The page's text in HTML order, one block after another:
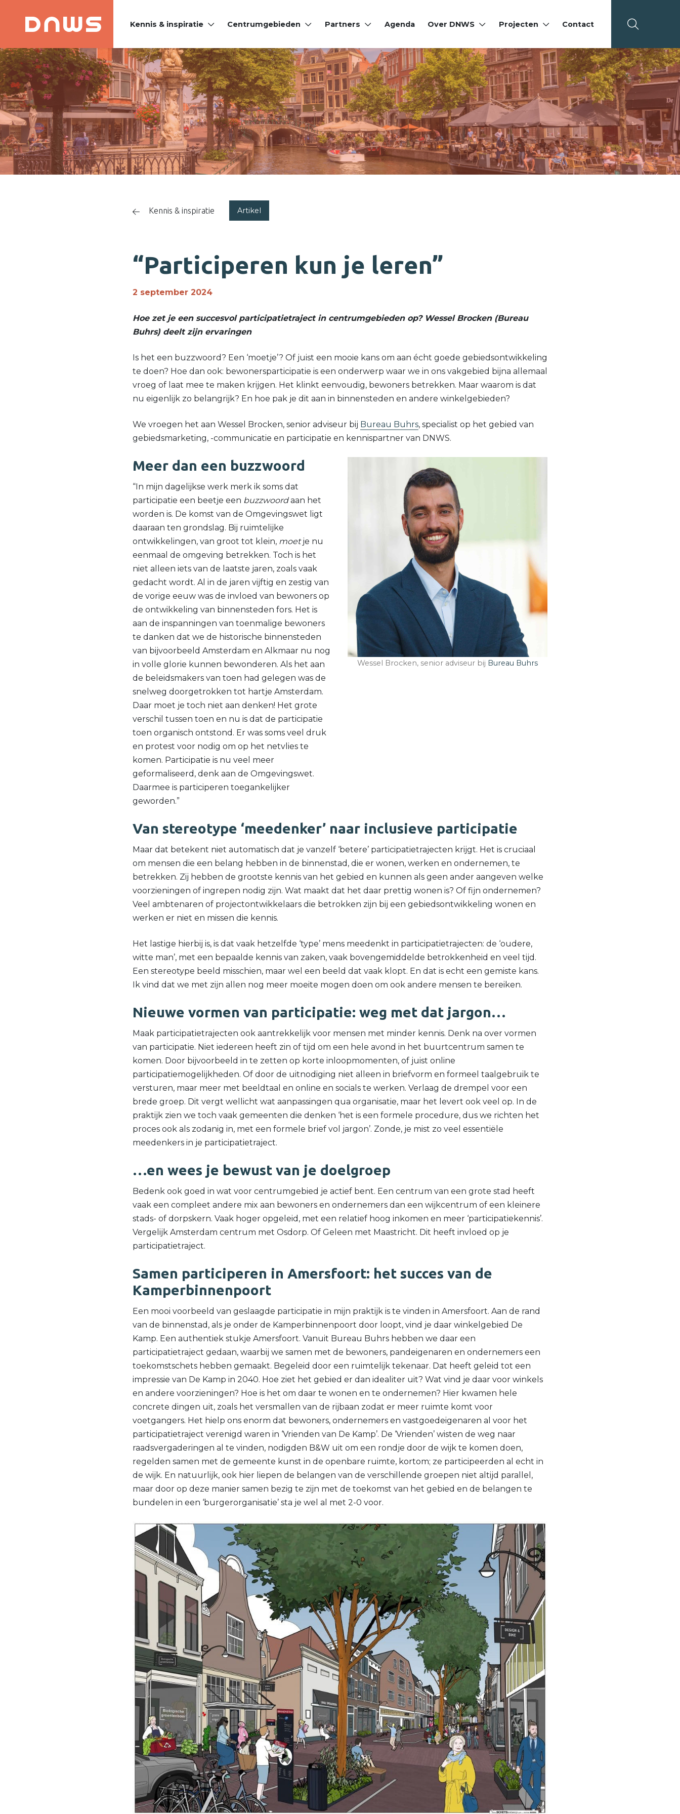
NIEUWE
WINKELSTRAAT
Kennis & inspiratie Centrumgebieden Partners Agenda Over DNWS Projecten Contact
Kennis & inspiratie Artikel
“Participeren kun je leren”
2 september 2024
Hoe zet je een succesvol participatietraject in centrumgebieden op? Wessel Brocken (Bureau
Buhrs) deelt zijn ervaringen
Is het een buzzwoord? Een ‘moetje’? Of juist een mooie kans om aan écht goede gebiedsontwikkeling
te doen? Hoe dan ook: bewonersparticipatie is een onderwerp waar we in ons vakgebied bijna allemaal
vroeg of laat mee te maken krijgen. Het klinkt eenvoudig, bewoners betrekken. Maar waarom is dat
nu eigenlijk zo belangrijk? En hoe pak je dit aan in binnensteden en andere winkelgebieden?
We vroegen het aan Wessel Brocken, senior adviseur bij Bureau Buhrs, specialist op het gebied van
gebiedsmarketing, -communicatie en participatie en kennispartner van DNWS.
Meer dan een buzzwoord
“In mijn dagelijkse werk merk ik soms dat
participatie een beetje een buzzwoordaan het
worden is. De komst van de Omgevingswet ligt
daaraan ten grondslag. Bij ruimtelijke
ontwikkelingen, van groot tot klein, moetje nu
eenmaal de omgeving betrekken. Toch is het
niet alleen iets van de laatste jaren, zoals vaak
gedacht wordt. Al in de jaren vijftig en zestig van
de vorige eeuw was de invloed van bewoners op
de ontwikkeling van binnensteden fors. Het is
aan de inspanningen van toenmalige bewoners
te danken dat we de historische binnensteden
van bijvoorbeeld Amsterdam en Alkmaar nu nog
in volle glorie kunnen bewonderen. Als het aan
de beleidsmakers van toen had gelegen was de
snelweg doorgetrokken tot hartje Amsterdam.
Daar moet je toch niet aan denken! Het grote
verschil tussen toen en nu is dat de participatie
toen organisch ontstond. Er was soms veel druk
en protest voor nodig om op het netvlies te
komen. Participatie is nu veel meer
geformaliseerd, denk aan de Omgevingswet.
Daarmee is participeren toegankelijker
geworden.”
Wessel Brocken, senior adviseur bij Bureau Buhrs
Van stereotype ‘meedenker’ naar inclusieve participatie
Maar dat betekent niet automatisch dat je vanzelf ‘betere’ participatietrajecten krijgt. Het is cruciaal
om mensen die een belang hebben in de binnenstad, die er wonen, werken en ondernemen, te
betrekken. Zij hebben de grootste kennis van het gebied en kunnen als geen ander aangeven welke
voorzieningen of ingrepen nodig zijn. Wat maakt dat het daar prettig wonen is? Of fijn ondernemen?
Veel ambtenaren of projectontwikkelaars die betrokken zijn bij een gebiedsontwikkeling wonen en
werken er niet en missen die kennis.
Het lastige hierbij is, is dat vaak hetzelfde ‘type’ mens meedenkt in participatietrajecten: de ‘oudere,
witte man’, met een bepaalde kennis van zaken, vaak bovengemiddelde betrokkenheid en veel tijd.
Een stereotype beeld misschien, maar wel een beeld dat vaak klopt. En dat is echt een gemiste kans.
Ik vind dat we met zijn allen nog meer moeite mogen doen om ook andere mensen te bereiken.
Nieuwe vormen van participatie: weg met dat jargon…
Maak participatietrajecten ook aantrekkelijk voor mensen met minder kennis. Denk na over vormen
van participatie. Niet iedereen heeft zin of tijd om een hele avond in het buurtcentrum samen te
komen. Door bijvoorbeeld in te zetten op korte inloopmomenten, of juist online
participatiemogelijkheden. Of door de uitnodiging niet alleen in briefvorm en formeel taalgebruik te
versturen, maar meer met beeldtaal en online en socials te werken. Verlaag de drempel voor een
brede groep. Dit vergt wellicht wat aanpassingen qua organisatie, maar het levert ook veel op. In de
praktijk zien we toch vaak gemeenten die denken ‘het is een formele procedure, dus we richten het
proces ook als zodanig in, met een formele brief vol jargon’. Zonde, je mist zo veel essentiële
meedenkers in je participatietraject.
…en wees je bewust van je doelgroep
Bedenk ook goed in wat voor centrumgebied je actief bent. Een centrum van een grote stad heeft
vaak een compleet andere mix aan bewoners en ondernemers dan een wijkcentrum of een kleinere
stads- of dorpskern. Vaak hoger opgeleid, met een relatief hoog inkomen en meer ‘participatiekennis’.
Vergelijk Amsterdam centrum met Osdorp. Of Geleen met Maastricht. Dit heeft invloed op je
participatietraject.
Samen participeren in Amersfoort: het succes van de
Kamperbinnenpoort
Een mooi voorbeeld van geslaagde participatie in mijn praktijk is te vinden in Amersfoort. Aan de rand
van de binnenstad, als je onder de Kamperbinnenpoort door loopt, vind je daar winkelgebied De
Kamp. Een authentiek stukje Amersfoort. Vanuit Bureau Buhrs hebben we daar een
participatietraject gedaan, waarbij we samen met de bewoners, pandeigenaren en ondernemers een
toekomstschets hebben gemaakt. Begeleid door een ruimtelijk tekenaar. Dat heeft geleid tot een
impressie van De Kamp in 2040. Hoe ziet het gebied er dan idealiter uit? Wat vind je daar voor winkels
en andere voorzieningen? Hoe is het om daar te wonen en te ondernemen? Hier kwamen hele
concrete dingen uit, zoals het versmallen van de rijbaan zodat er meer ruimte komt voor
voetgangers. Het hielp ons enorm dat bewoners, ondernemers en vastgoedeigenaren al voor het
participatietraject verenigd waren in ‘Vrienden van De Kamp’. De ‘Vrienden’ wisten de weg naar
raadsvergaderingen al te vinden, nodigden B&W uit om een rondje door de wijk te komen doen,
regelden samen met de gemeente kunst in de openbare ruimte, kortom; ze participeerden al echt in
de wijk. En natuurlijk, ook hier liepen de belangen van de verschillende groepen niet altijd parallel,
maar door op deze manier samen bezig te zijn met de toekomst van het gebied en de belangen te
bundelen in een ‘burgerorganisatie’ sta je wel al met 2-0 voor.